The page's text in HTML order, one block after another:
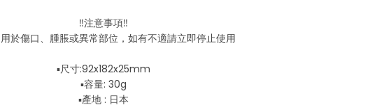
‼️注意事項‼️
於傷口、腫脹或異常部位，如有不適請立即停止使用
▪️尺寸:92x182x25mm
▪️容量: 30g
▪️產地 : 日本